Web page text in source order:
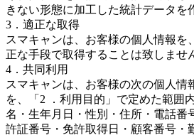
きない形態に加工した統計データを
3．適正な取得
スマキャンは、お客様の個人情報を
正な手段で取得することは致しませ
4．共同利用
スマキャンは、お客様の次の個人情
を、「2 ．利用目的」で定めた範囲
名・生年月日・性別・住所・電話番
許証番号・免許取得日・顧客番号・